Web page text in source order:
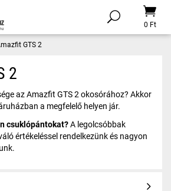
0 Ft
GTS 2
2
az Amazfit GTS 2 okosórához? Akkor
a megfelelő helyen jár.
csuklópántokat?A legolcsóbbak
értékeléssel rendelkezünk és nagyon